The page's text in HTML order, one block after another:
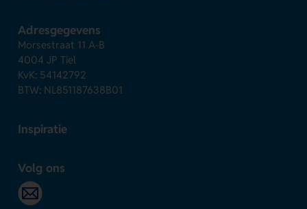
Adresgegevens
Morsestraat 11 A-B
4004 JP Tiel
KvK: 54142792
BTW: NL851187638B01
Inspiratie
Volg ons